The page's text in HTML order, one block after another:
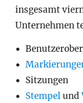
insgesamt
Unternehmen
Sitzungen
Stempelund